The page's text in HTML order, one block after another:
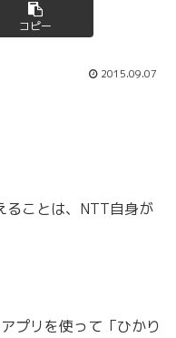
コピー
2015.09.07
ることは、NTT自身が
プリを使って「ひかり